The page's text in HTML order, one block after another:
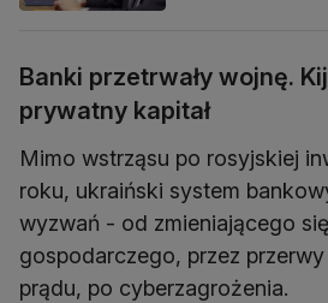
Banki przetrwały wojnę.
prywatny kapitał
Mimo wstrząsu po rosyjskiej
roku, ukraiński system
wyzwań - od zmieniającego
gospodarczego, przez
prądu, po cyberzagrożenia.